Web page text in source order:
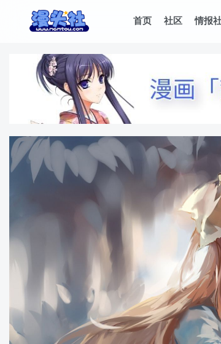
首页 社区 情报